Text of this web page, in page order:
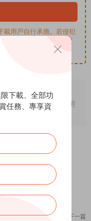
載用戶自行承擔。若侵犯
。購買
responsive-
，轉載請注明
下一篇
下載、全部功
任務、專享資